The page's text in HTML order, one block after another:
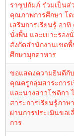
ราชูปถัมภ์ ร่วมเป็น
คุณภาพการศึกษา โ
เสริมการเรียนรู้ อา
นั่งพื้น และเบาะรอง
สังกัดสำนักงานเขต
ศึกษามุกดาหาร
ขอแสดงความยินดีกั
คุณครูกลุ่มสาระการ
และนางสาวโชติกา
สาระการเรียนรู้ภาษ
ผ่านการประเมินขอ
การ